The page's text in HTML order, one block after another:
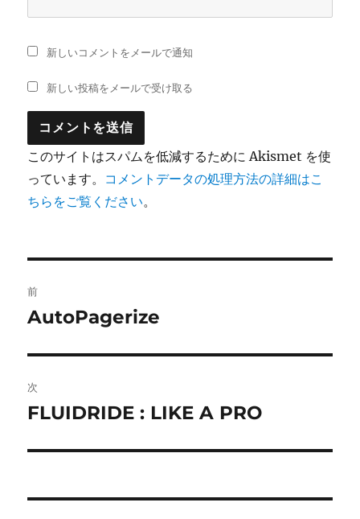
新しいコメントをメールで通知
新しい投稿をメールで受け取る
このサイトはスパムを低減するために Akismet を使
っています。 コメントデータの処理方法の詳細はこ
ちらをご覧ください。
稿
ビ
ゲ
ー
前
前
投
稿:
AutoPagerize
次
次
投
FLUIDRIDE : LIKE A PRO